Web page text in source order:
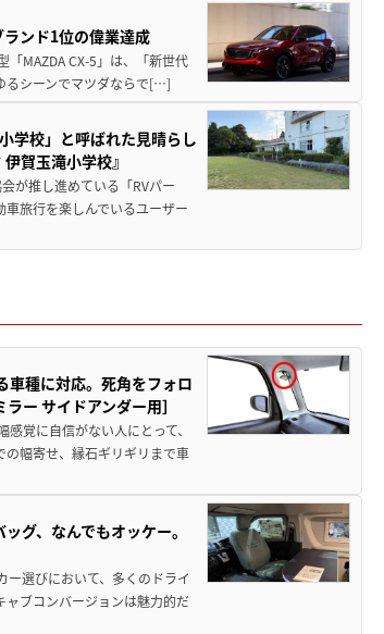
ンド1位の偉業達成
「MAZDA CX-5」は、「新世代
るシーンでマツダならで[…]
学校」と呼ばれた見晴らし
賀玉滝小学校』
が推し進めている「RVパー
旅行を楽しんでいるユーザー
車種に対応。死角をフォロ
ー サイドアンダー用］
覚に自信がない人にとって、
幅寄せ、縁石ギリギリまで車
グ、なんでもオッケー。
選びにおいて、多くのドライ
ブコンバージョンは魅力的だ